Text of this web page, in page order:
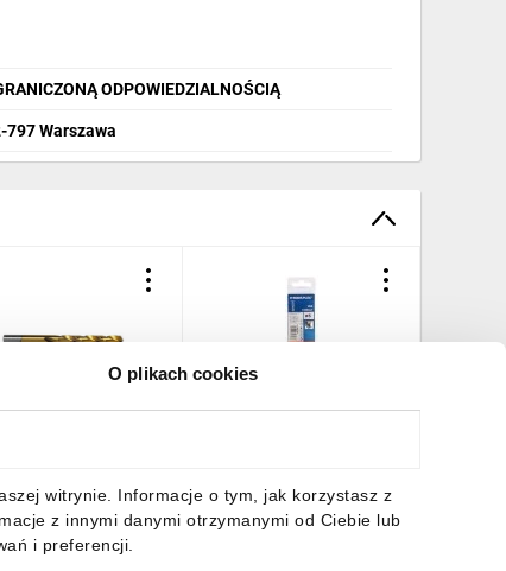
O plikach cookies
witrynie. Informacje o tym, jak korzystasz z
z innymi danymi otrzymanymi od Ciebie lub
i preferencji.
ODPOWIEDZIALNOŚCIĄ
797 Warszawa
zł brutto 873,55 zł brutto